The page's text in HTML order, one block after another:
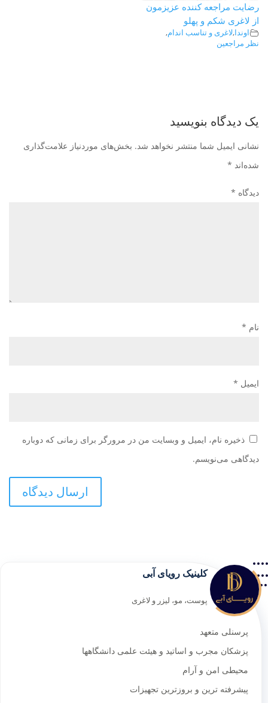
رضایت مراجعه کننده عزیزمون
از لاغری شکم و پهلو
اوندا,لاغری و تناسب اندام,
نظر مراجعین
یک دیدگاه بنویسید
نشانی ایمیل شما منتشر نخواهد شد. بخش‌های موردنیاز علامت‌گذاری
شده‌اند *
دیدگاه *
نام *
ایمیل *
ذخیره نام، ایمیل و وبسایت من در مرورگر برای زمانی که دوباره
دیدگاهی می‌نویسم.
کلینیک رویای آبی
پوست، مو، لیزر و لاغری
پرسنلی متعهد
پزشکان مجرب و اساتید و هیئت علمی دانشگاهها
محیطی امن و آرام
پیشرفته ترین و بروزترین تجهیزات